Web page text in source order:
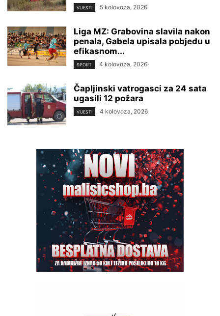
VIJESTI 5 kolovoza, 2026
Liga MZ: Grabovina slavila nakon
penala, Gabela upisala pobjedu u
efikasnom...
SPORT 4 kolovoza, 2026
Čapljinski vatrogasci za 24 sata
ugasili 12 požara
VIJESTI 4 kolovoza, 2026